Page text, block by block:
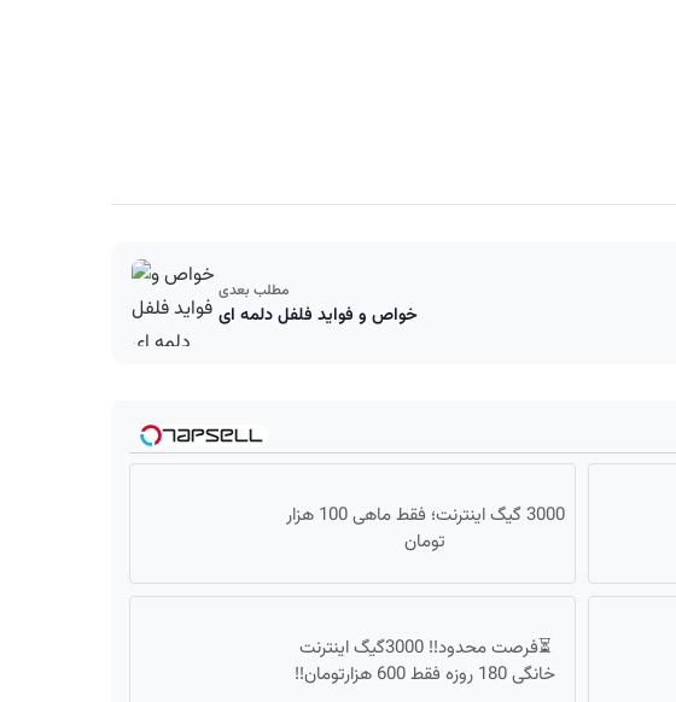
مطلب بعدی
خواص و فواید فلفل دلمه ای
3000 گیگ اینترنت؛ فقط ماهی 100 هزار
تومان
⏳فرصت محدود!! 3000گیگ اینترنت
خانگی 180 روزه فقط 600 هزارتومان!!